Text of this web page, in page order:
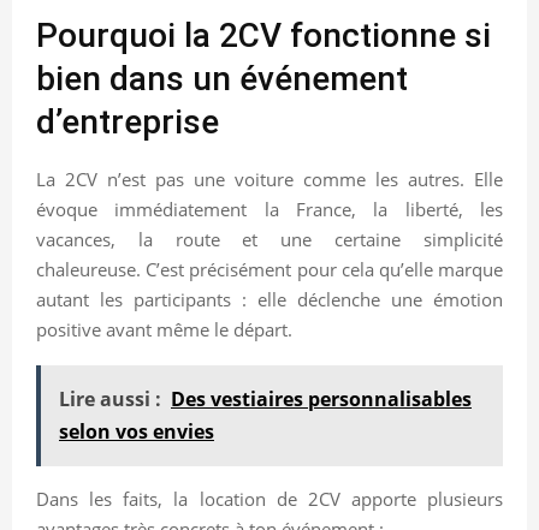
Pourquoi la 2CV fonctionne si
bien dans un événement
d’entreprise
La 2CV n’est pas une voiture comme les autres. Elle
évoque immédiatement la France, la liberté, les
vacances, la route et une certaine simplicité
chaleureuse. C’est précisément pour cela qu’elle marque
autant les participants : elle déclenche une émotion
positive avant même le départ.
Lire aussi : Des vestiaires personnalisables
selon vos envies
Dans les faits, la location de 2CV apporte plusieurs